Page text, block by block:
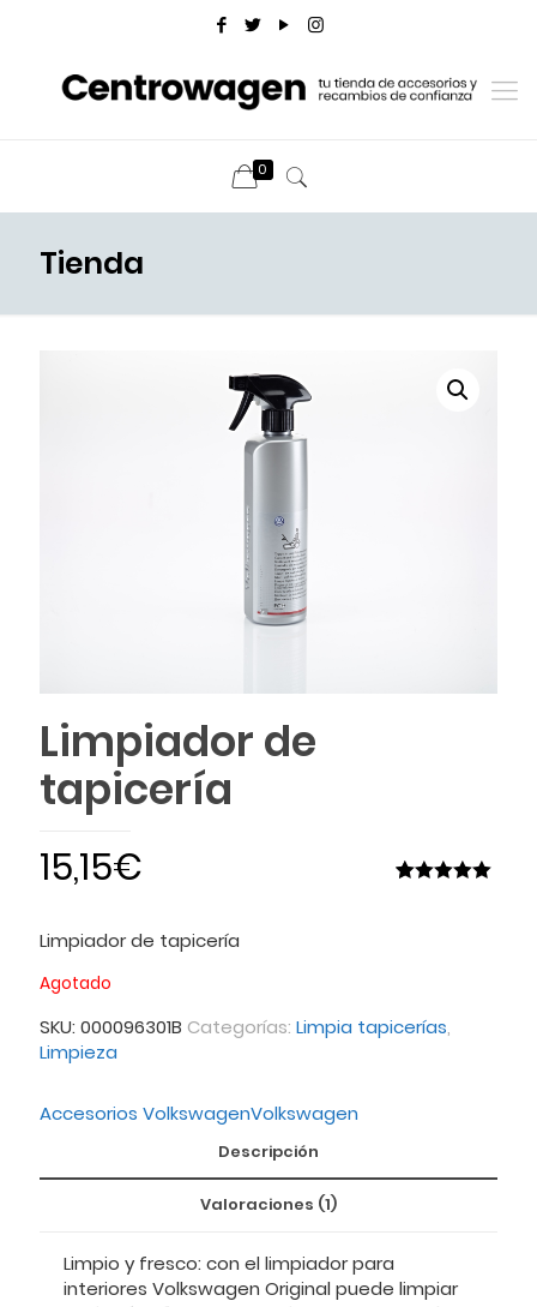
0
Tienda
Limpiador de
tapicería
15,15€
Limpiador de tapicería
Agotado
SKU: 000096301B Categorías: Limpia tapicerías,
Limpieza
Accesorios VolkswagenVolkswagen
Descripción
Valoraciones (1)
Limpio y fresco: con el limpiador para
interiores Volkswagen Original puede limpiar